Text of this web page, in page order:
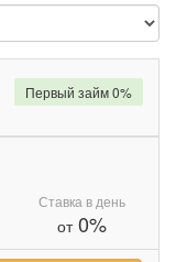
Ставка в день
от0%
Первый займ 0%